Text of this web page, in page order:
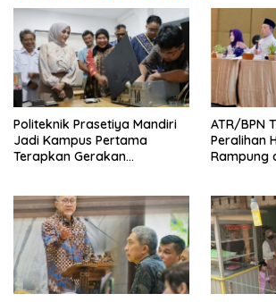
Politeknik Prasetiya Mandiri
Jadi Kampus Pertama
Terapkan Gerakan
ATR/BPN
Peralihan
Rampung